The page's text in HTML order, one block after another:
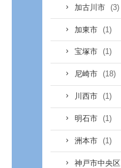
加古川市 (3)
加東市 (1)
宝塚市 (1)
尼崎市 (18)
川西市 (1)
明石市 (1)
洲本市 (1)
神戸市中央区